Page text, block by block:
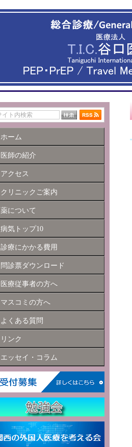
ホーム
医師の紹介
アクセス
クリニックご案内
薬について
病気トップ10
診療にかかる費用
問診票ダウンロード
医療従事者の方へ
マスコミの方へ
よくある質問
リンク
エッセイ・コラム